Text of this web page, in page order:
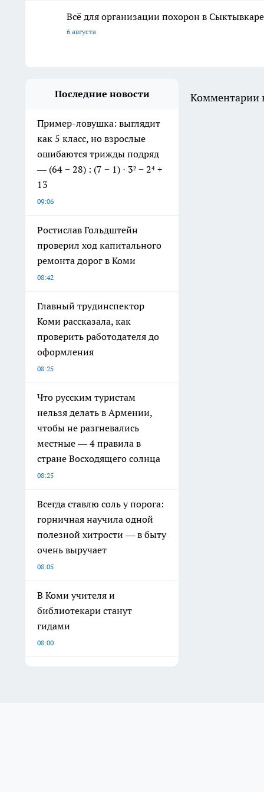
Всё для организации похорон в
6 августа
Последние новости
Пример-ловушка: выглядит
как 5 класс, но взрослые
ошибаются трижды подряд
— (64 − 28) : (7 − 1) · 3² − 2⁴ +
13
09:06
Ростислав Гольдштейн
проверил ход капитального
ремонта дорог в Коми
08:42
Главный трудинспектор
Коми рассказала, как
проверить работодателя до
оформления
08:25
Что русским туристам
нельзя делать в Армении,
чтобы не разгневались
местные — 4 правила в
стране Восходящего солнца
08:25
Всегда ставлю соль у порога:
горничная научила одной
полезной хитрости — в быту
очень выручает
08:05
В Коми учителя и
библиотекари станут
гидами
08:00
Комментарии